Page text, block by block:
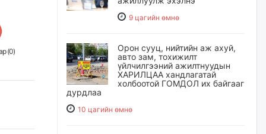
(0)
9 цагийн өмнө
Орон сууц, нийтийн аж ахуй,
авто зам, тохижилт
үйлчилгээний ажилтнуудын
ХАРИЛЦАА хандлагатай
холбоотой ГОМДОЛ их байгааг
дурдлаа
10 цагийн өмнө